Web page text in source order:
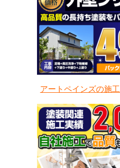
アートペインズの施